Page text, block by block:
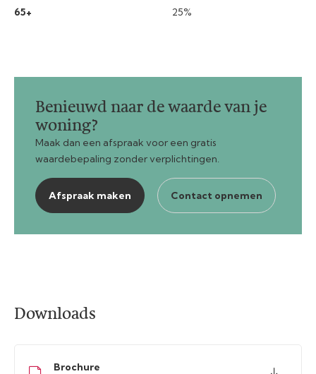
65+
25%
Benieuwd naar de waarde van je
woning?
Maak dan een afspraak voor een gratis
waardebepaling zonder verplichtingen.
Afspraak maken Contact opnemen
Downloads
Brochure